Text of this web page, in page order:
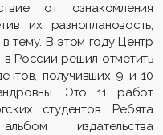
от ознакомления
их разноплановость,
тему. В этом году Центр
России решил отметить
получивших 9 и 10
Это 11 работ
студентов. Ребята
издательства